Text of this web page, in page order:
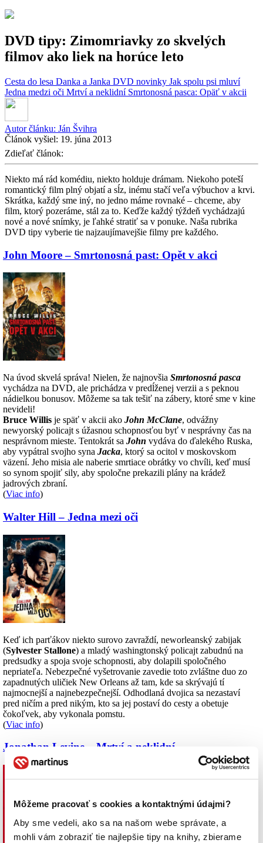
Môžeme pracovať s cookies a kontaktnými údajmi?
Aby sme vedeli, ako sa na našom webe správate, a
mohli vám zobraziť tie najlepšie tipy na knihy, zbierame
DVD tipy: Zimomriavky zo skvelých
filmov ako liek na horúce leto
Cesta do lesa Danka a Janka DVD novinky Jak spolu psi mluví
Jedna medzi oči Mrtví a neklidní Smrtonosná pasca: Opäť v akcii
Autor článku: Ján Švihra
Článok vyšiel: 19. júna 2013
Zdieľať článok:
Niekto má rád komédiu, niekto holduje drámam. Niekoho poteší
romantický film plný objatí a sĺz, inému stačí veľa výbuchov a krvi.
Skrátka, každý sme iný, no jedno máme rovnaké – chceme, aby
film, ktorý pozeráme, stál za to. Keďže každý týždeň vychádzajú
nové a nové snímky, je ľahké stratiť sa v ponuke. Naša rubrika
DVD tipy vyberie tie najzaujímavejšie filmy pre každého.
John Moore – Smrtonosná past: Opět v akci
Na úvod skvelá správa! Nielen, že najnovšia Smrtonosná pasca
vychádza na DVD, ale prichádza v predĺženej verzii a s peknou
nádielkou bonusov. Môžeme sa tak tešiť na zábery, ktoré sme v kine
nevideli!
Bruce Willis je späť v akcii ako John McClane, odvážny
newyorský policajt s úžasnou schopnosťou byť v nesprávny čas na
nesprávnom mieste. Tentokrát sa John vydáva do ďalekého Ruska,
aby vypátral svojho syna Jacka, ktorý sa ocitol v moskovskom
väzení. Jeho misia ale naberie smrtiace obrátky vo chvíli, keď musí
so synom spojiť sily, aby spoločne prekazili plány na krádež
jadrových zbraní.
(Viac info)
Walter Hill – Jedna mezi oči
Keď ich parťákov niekto surovo zavraždí, neworleanský zabijak
(Sylvester Stallone) a mladý washingtonský policajt zabudnú na
predsudky a spoja svoje schopnosti, aby dolapili spoločného
nepriateľa. Nebezpečné vyšetrovanie zavedie toto zvláštne duo zo
zapadnutých uličiek New Orleans až tam, kde sa skrývajú tí
najmocnejší a najnebezpečnejší. Odhodlaná dvojica sa nezastaví
pred ničím a pred nikým, kto sa jej postaví do cesty a obetuje
čokoľvek, aby vykonala pomstu.
(Viac info)
Jonathan Levine – Mrtví a neklidní